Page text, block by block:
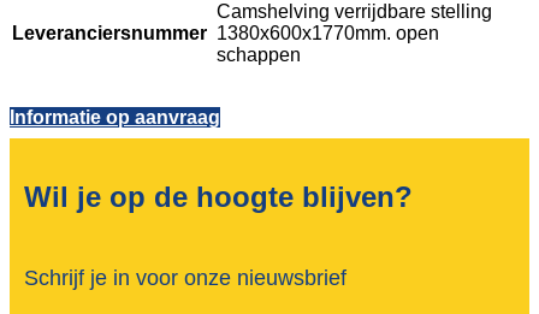
Leveranciersnummer
Camshelving verrijdbare stelling
1380x600x1770mm. open
schappen
Informatie op aanvraag
Wil je op de hoogte blijven?
Schrijf je in voor onze nieuwsbrief